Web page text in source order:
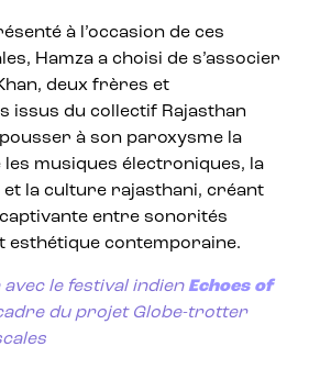
à l’occasion de ces
Hamza a choisi de s’associer
deux frères et
issus du collectif Rajasthan
à son paroxysme la
musiques électroniques, la
la culture rajasthani, créant
entre sonorités
esthétique contemporaine.
le festival indienEchoes of
du projet Globe-trotter